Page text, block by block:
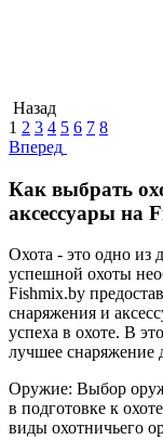
Назад
1 2 3 4 5 6 7 8
Вперед
Как выбрать
аксессуары на
Охота - это одно из
успешной охоты
Fishmix.by
снаряжения и
успеха в охоте. В
лучшее снаряжение
Оружие: Выбор
в подготовке к
виды охотничьего